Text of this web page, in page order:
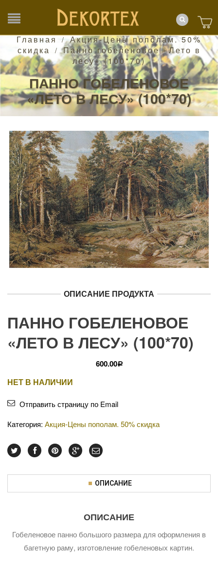
Главная /
Акция-Цены пополам. 50%
скидка
/ Панно гобеленовое «Лето в
лесу» (100*70)
ПАННО ГОБЕЛЕНОВОЕ
«ЛЕТО В ЛЕСУ» (100*70)
ОПИСАНИЕ ПРОДУКТА
ПАННО ГОБЕЛЕНОВОЕ
«ЛЕТО В ЛЕСУ» (100*70)
600.00Р
НЕТ В НАЛИЧИИ
Отправить страницу по Email
Категория: Акция-Цены пополам. 50% скидка
ОПИСАНИЕ
ОПИСАНИЕ
Гобеленовое панно большого размера для оформления в
багетную раму, изготовление гобеленовых картин.